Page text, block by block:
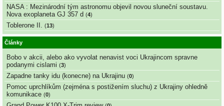
NASA : Mezinárodní tým astronomu objevil novou sluneční soustavu.
Nova exoplaneta GJ 357 d (4)
Toblerone II. (13)
Články
Bobo v akcii, alebo ako vyvolat nenavist voci Ukrajincom spravne
podanymi cislami (3)
Zapadne tanky idu (konecne) na Ukrajinu (0)
Pomoc uprchlíkům (zejména s postižením sluchu) z Ukrajiny ohledně
komunikace (0)